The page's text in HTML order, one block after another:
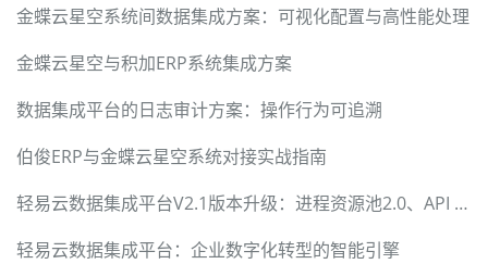
金蝶云星空系统间数据集成方案：可视化配置与高性能处理
金蝶云星空与积加ERP系统集成方案
数据集成平台的日志审计方案：操作行为可追溯
伯俊ERP与金蝶云星空系统对接实战指南
轻易云数据集成平台V2.1版本升级：进程资源池2.0、API Gateway 2.0和数据聚合报表2.0
轻易云数据集成平台：企业数字化转型的智能引擎